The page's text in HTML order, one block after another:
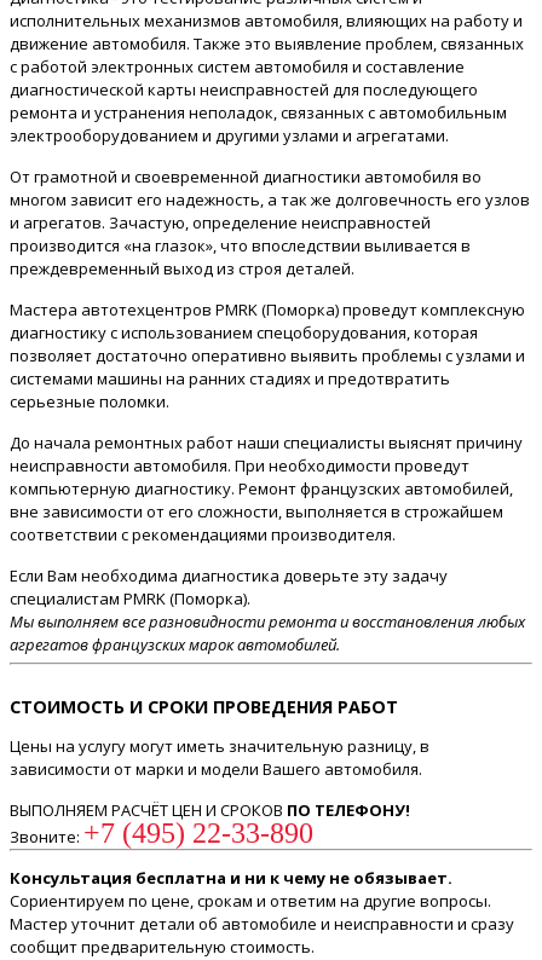
исполнительных механизмов автомобиля, влияющих на работу и
движение автомобиля. Также это выявление проблем, связанных
с работой электронных систем автомобиля и составление
диагностической карты неисправностей для последующего
ремонта и устранения неполадок, связанных с автомобильным
электрооборудованием и другими узлами и агрегатами.
От грамотной и своевременной диагностики автомобиля во
многом зависит его надежность, а так же долговечность его узлов
и агрегатов. Зачастую, определение неисправностей
производится «на глазок», что впоследствии выливается в
преждевременный выход из строя деталей.
Мастера автотехцентров PMRK (Поморка) проведут комплексную
диагностику с использованием спецоборудования, которая
позволяет достаточно оперативно выявить проблемы с узлами и
системами машины на ранних стадиях и предотвратить
серьезные поломки.
До начала ремонтных работ наши специалисты выяснят причину
неисправности автомобиля. При необходимости проведут
компьютерную диагностику. Ремонт французских автомобилей,
вне зависимости от его сложности, выполняется в строжайшем
соответствии с рекомендациями производителя.
Если Вам необходима диагностика доверьте эту задачу
специалистам PMRK (Поморка).
Мы выполняем все разновидности ремонта и восстановления любых
агрегатов французских марок автомобилей.
СТОИМОСТЬ И СРОКИ ПРОВЕДЕНИЯ РАБОТ
Цены на услугу могут иметь значительную разницу, в
зависимости от марки и модели Вашего автомобиля.
ВЫПОЛНЯЕМ РАСЧЁТ ЦЕН И СРОКОВ ПО ТЕЛЕФОНУ!
Звоните: +7 (495) 22-33-890
Консультация бесплатна и ни к чему не обязывает.
Сориентируем по цене, срокам и ответим на другие вопросы.
Мастер уточнит детали об автомобиле и неисправности и сразу
сообщит предварительную стоимость.